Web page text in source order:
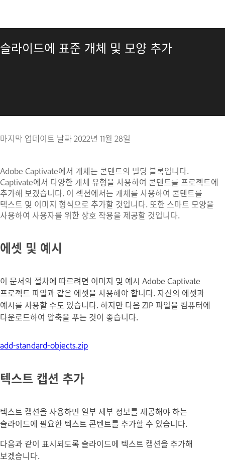
슬라이드에 표준 개체 및 모양 추가
마지막 업데이트 날짜2022년 11월 28일
Adobe Captivate에서 개체는 콘텐트의 빌딩 블록입니다.
Captivate에서 다양한 개체 유형을 사용하여 콘텐트를 프로젝트에
추가해 보겠습니다. 이 섹션에서는 개체를 사용하여 콘텐트를
텍스트 및 이미지 형식으로 추가할 것입니다. 또한 스마트 모양을
사용하여 사용자를 위한 상호 작용을 제공할 것입니다.
에셋 및 예시
이 문서의 절차에 따르려면 이미지 및 예시 Adobe Captivate
프로젝트 파일과 같은 에셋을 사용해야 합니다. 자신의 에셋과
예시를 사용할 수도 있습니다. 하지만 다음 ZIP 파일을 컴퓨터에
다운로드하여 압축을 푸는 것이 좋습니다.
add-standard-objects.zip
텍스트 캡션 추가
텍스트 캡션을 사용하면 일부 세부 정보를 제공해야 하는
슬라이드에 필요한 텍스트 콘텐트를 추가할 수 있습니다.
다음과 같이 표시되도록 슬라이드에 텍스트 캡션을 추가해
보겠습니다.